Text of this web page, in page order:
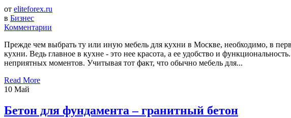
от eliteforex.ru
в Бизнес
Комментарии
Прежде чем выбрать ту или иную мебель для кухни в Москве, необходимо, в
кухни. Ведь главное в кухне - это нее красота, а ее удобство и
неприятных моментов. Учитывая тот факт, что обычно мебель для...
Read More
10 Май
Бетон для фундамента – гранитный бетон